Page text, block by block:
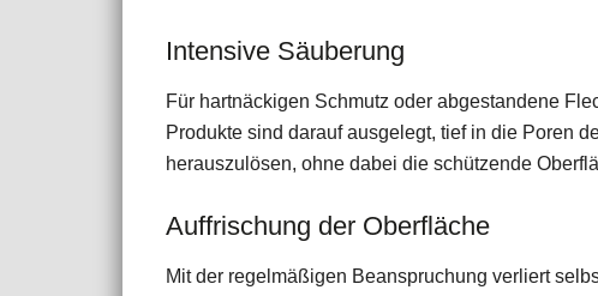
Intensive Säuberung
Für hartnäckigen Schmutz oder abgestandene
Produkte sind darauf ausgelegt, tief in die Poren
herauszulösen, ohne dabei die schützende
Auffrischung der Oberfläche
Mit der regelmäßigen Beanspruchung verliert